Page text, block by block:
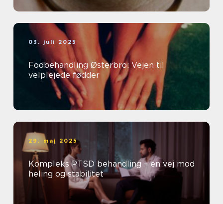
03. juli 2025
Fodbehandling Østerbro: Vejen til
velplejede fødder
29. maj 2025
Kompleks PTSD behandling – en vej mod
heling og stabilitet